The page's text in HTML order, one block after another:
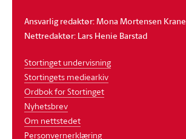
Ansvarlig redaktør: Mona Mortensen Krane
Nettredaktør: Lars Henie Barstad
Stortinget undervisning
Stortingets mediearkiv
Ordbok for Stortinget
Nyhetsbrev
Om nettstedet
Personvernerklæring